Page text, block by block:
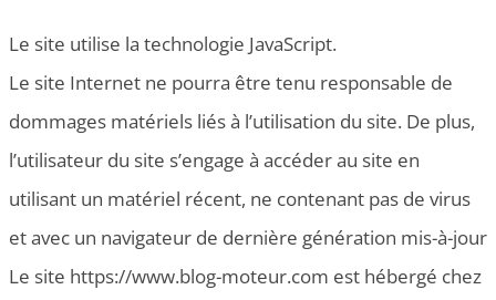
Le site utilise la technologie JavaScript.
Le site Internet ne pourra être tenu responsable de
dommages matériels liés à l’utilisation du site. De plus,
l’utilisateur du site s’engage à accéder au site en
utilisant un matériel récent, ne contenant pas de virus
et avec un navigateur de dernière génération mis-à-jour
Le site https://www.blog-moteur.com est hébergé chez